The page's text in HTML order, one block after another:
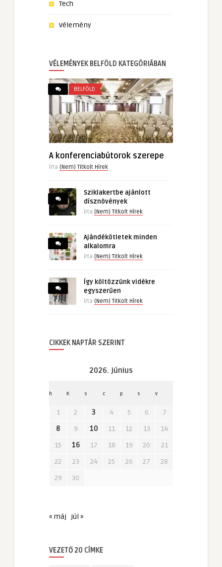
Tech
Vélemény
VÉLEMÉNYEK BELFÖLD KATEGÓRIÁBAN
BELFÖLD
A konferenciabútorok szerepe
Írta (Nem) Titkolt Hírek
Sziklakertbe ajánlott
dísznövények
írta (Nem) Titkolt Hírek
Ajándékötletek minden
alkalomra
írta (Nem) Titkolt Hírek
Így költözzünk vidékre
egyszerűen
írta (Nem) Titkolt Hírek
CIKKEK NAPTÁR SZERINT
2026. június
h K s c p s v
1 2 3 4 5 6
7
8
9 10 11 12 13
14
15
16 17 18 19 20
21
22
23 24 25 26 27
28
29
30
« máj júl »
VEZETŐ 20 CÍMKE